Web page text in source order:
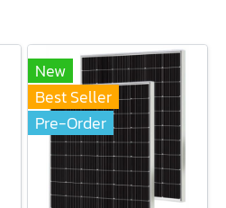
New
Best Seller
Pre-Order